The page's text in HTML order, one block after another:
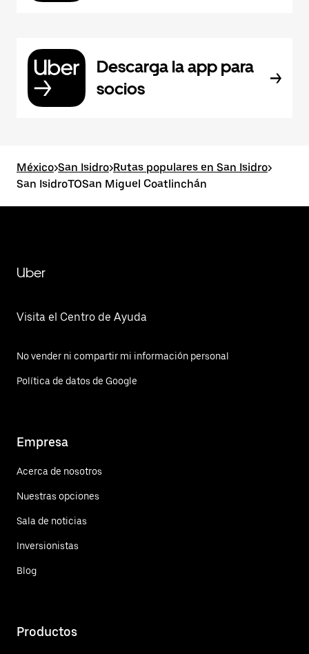
Descarga la app para
socios
México>San Isidro>Rutas populares en San Isidro>
San IsidroTOSan Miguel Coatlinchán
Uber
Visita el Centro de Ayuda
No vender ni compartir mi información personal
Política de datos de Google
Empresa
Acerca de nosotros
Nuestras opciones
Sala de noticias
Inversionistas
Blog
Productos